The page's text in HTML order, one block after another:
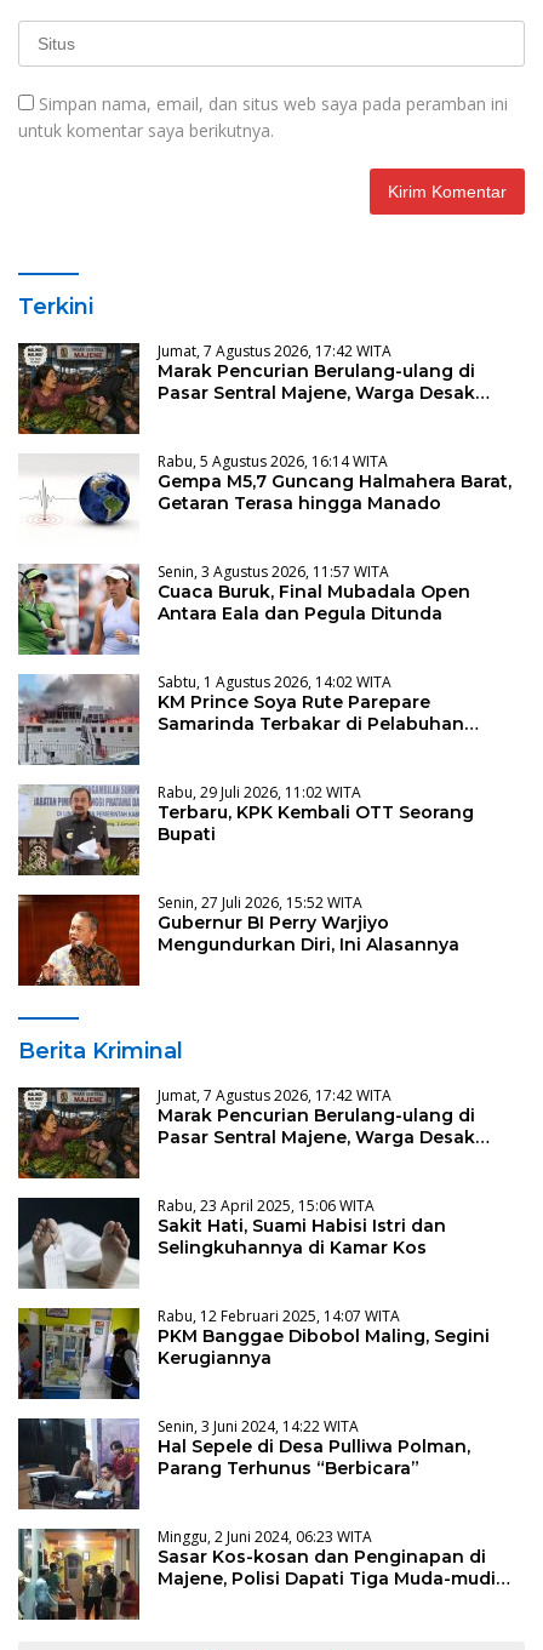
Simpan nama, email, dan situs web saya pada peramban ini
untuk komentar saya berikutnya.
Terkini
Jumat, 7 Agustus 2026, 17:42 WITA
Marak Pencurian Berulang-ulang di
Pasar Sentral Majene, Warga Desak
Rabu, 5 Agustus 2026, 16:14 WITA
Gempa M5,7 Guncang Halmahera Barat,
Getaran Terasa hingga Manado
Senin, 3 Agustus 2026, 11:57 WITA
Cuaca Buruk, Final Mubadala Open
Antara Eala dan Pegula Ditunda
Sabtu, 1 Agustus 2026, 14:02 WITA
KM Prince Soya Rute Parepare
Samarinda Terbakar di Pelabuhan
Rabu, 29 Juli 2026, 11:02 WITA
Terbaru, KPK Kembali OTT Seorang
Bupati
Senin, 27 Juli 2026, 15:52 WITA
Gubernur BI Perry Warjiyo
Mengundurkan Diri, Ini Alasannya
Berita Kriminal
Jumat, 7 Agustus 2026, 17:42 WITA
Marak Pencurian Berulang-ulang di
Pasar Sentral Majene, Warga Desak
Rabu, 23 April 2025, 15:06 WITA
Sakit Hati, Suami Habisi Istri dan
Selingkuhannya di Kamar Kos
Rabu, 12 Februari 2025, 14:07 WITA
PKM Banggae Dibobol Maling, Segini
Kerugiannya
Senin, 3 Juni 2024, 14:22 WITA
Hal Sepele di Desa Pulliwa Polman,
Parang Terhunus “Berbicara”
Minggu, 2 Juni 2024, 06:23 WITA
Sasar Kos-kosan dan Penginapan di
Majene, Polisi Dapati Tiga Muda-mudi